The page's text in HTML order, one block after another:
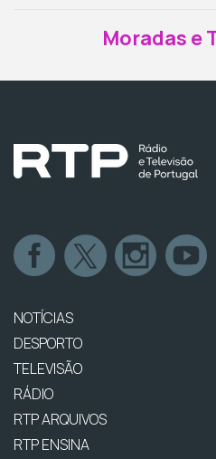
Moradas e
NOTÍCIAS
DESPORTO
TELEVISÃO
RÁDIO
RTP ARQUIVOS
RTP ENSINA